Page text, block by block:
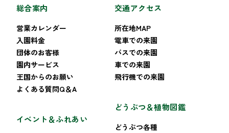
総合案内
営業カレンダー
入園料金
団体のお客様
園内サービス
王国からのお願い
よくある質問Q＆A
イベント＆ふれあい
交通アクセス
所在地MAP
電車での来園
バスでの来園
車での来園
飛行機での来園
どうぶつ＆植物図鑑
どうぶつ各種